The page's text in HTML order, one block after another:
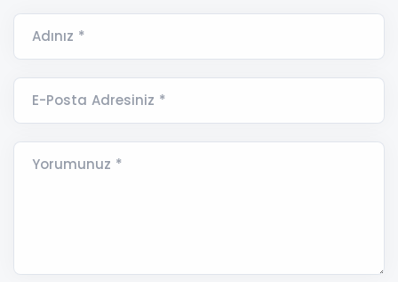
Adınız *
E-Posta Adresiniz *
Yorumunuz *